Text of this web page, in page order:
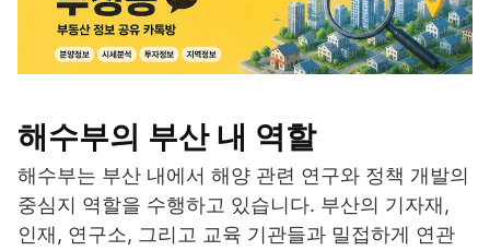
해수부의 부산 내 역할
해수부는 부산 내에서 해양 관련 연구와 정책 개발의
중심지 역할을 수행하고 있습니다. 부산의 기자재,
인재, 연구소, 그리고 교육 기관들과 밀접하게 연관